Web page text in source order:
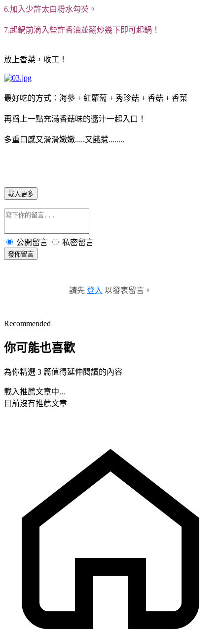
6.加入少許太白粉水勾芡。
7.起鍋前滴入些許香油並翻炒幾下即可起鍋！
放上香菜，收工！
最好吃的方式：海參 + 紅蘿蔔 + 秀珍菇 + 香菇 + 香菜
再舀上一點充滿香菇味的醬汁一起入口！
多重口感又滑滑嫩嫩.....又餓惹........
載入更多
公開留言 私密留言
發佈留言
請先 登入 以發表留言。
Recommended
你可能也喜歡
為你精選 3 篇值得延伸閱讀的內容
載入推薦文章中...
目前沒有推薦文章